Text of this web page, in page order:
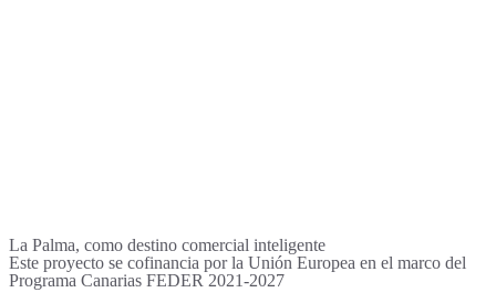
La Palma, como destino comercial inteligente
Este proyecto se cofinancia por la Unión Europea en el marco del
Programa Canarias FEDER 2021-2027